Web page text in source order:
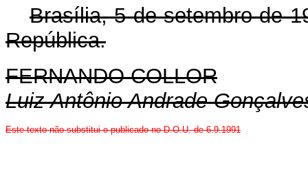
Brasília, 5 de setembro de
República.
FERNANDO COLLOR
Luiz Antônio Andrade
Este texto não substitui o publicado no D.O.U. de 6.9.1991